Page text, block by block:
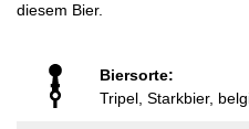
diesem Bier.
Biersorte:
Tripel, Starkbier,